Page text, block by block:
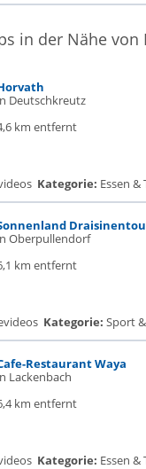
in der Nähe von
Deutschkreutz
km entfernt
Kategorie: Essen
Oberpullendorf
km entfernt
Kategorie: Sport
Restaurant Waya
Lackenbach
km entfernt
Kategorie: Essen